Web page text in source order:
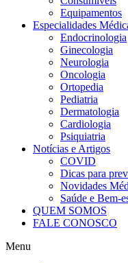
Equipamentos
Especialidades
Endocrinologia
Ginecologia
Neurologia
Oncologia
Ortopedia
Pediatria
Dermatologia
Cardiologia
Psiquiatria
Notícias e Artigos
COVID
Dicas para
Novidades
Saúde e Bem-
QUEM SOMOS
FALE CONOSCO
Menu